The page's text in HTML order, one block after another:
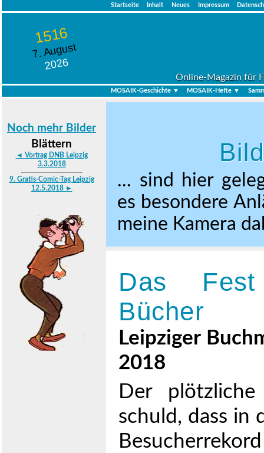
Startseite Inhalt Neues Impressum
1516
7. August
2026
Online-Magazin für
MOSAIK-Geschichte ▼ MOSAIK-Hefte ▼
Noch mehr Bilder
Blättern
◄ Vortrag DNB Leipzig
3.3.2018
9. Gratis-Comic-Tag Leipzig
12.5.2018 ►
... sind hier
es besondere
meine Kamera
Das
Bücher
Leipziger
2018
Der
schuld, dass in